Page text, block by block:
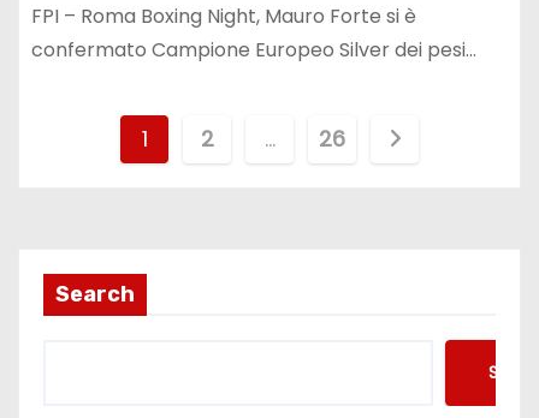
FPI – Roma Boxing Night, Mauro Forte si è
confermato Campione Europeo Silver dei pesi…
i
1 2 … 26
Search